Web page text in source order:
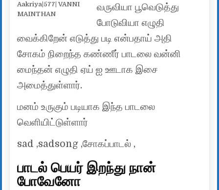
Aakriya|577| VANNI
MAINTHAN
வருவியா பூவெடுத்து
போடுவியா எழுதி
வைக்கிறேன் எடுத்து படி என்பதாய் அதி
சோகம் நிறைந்த கண்ணீர் பாடலை வன்னி
மைந்தன் எழுதி ஏய் ஐ ஊடாக இசை
அமைத்துள்ளார்.
மனம் உருகும் படியாக இந்த பாடலை
வெளியிட்டுள்ளார்
sad ,sadsong ,சோகப்பாடல் ,
பாடல் பெயர் இறந்து நான்
போவேனோ